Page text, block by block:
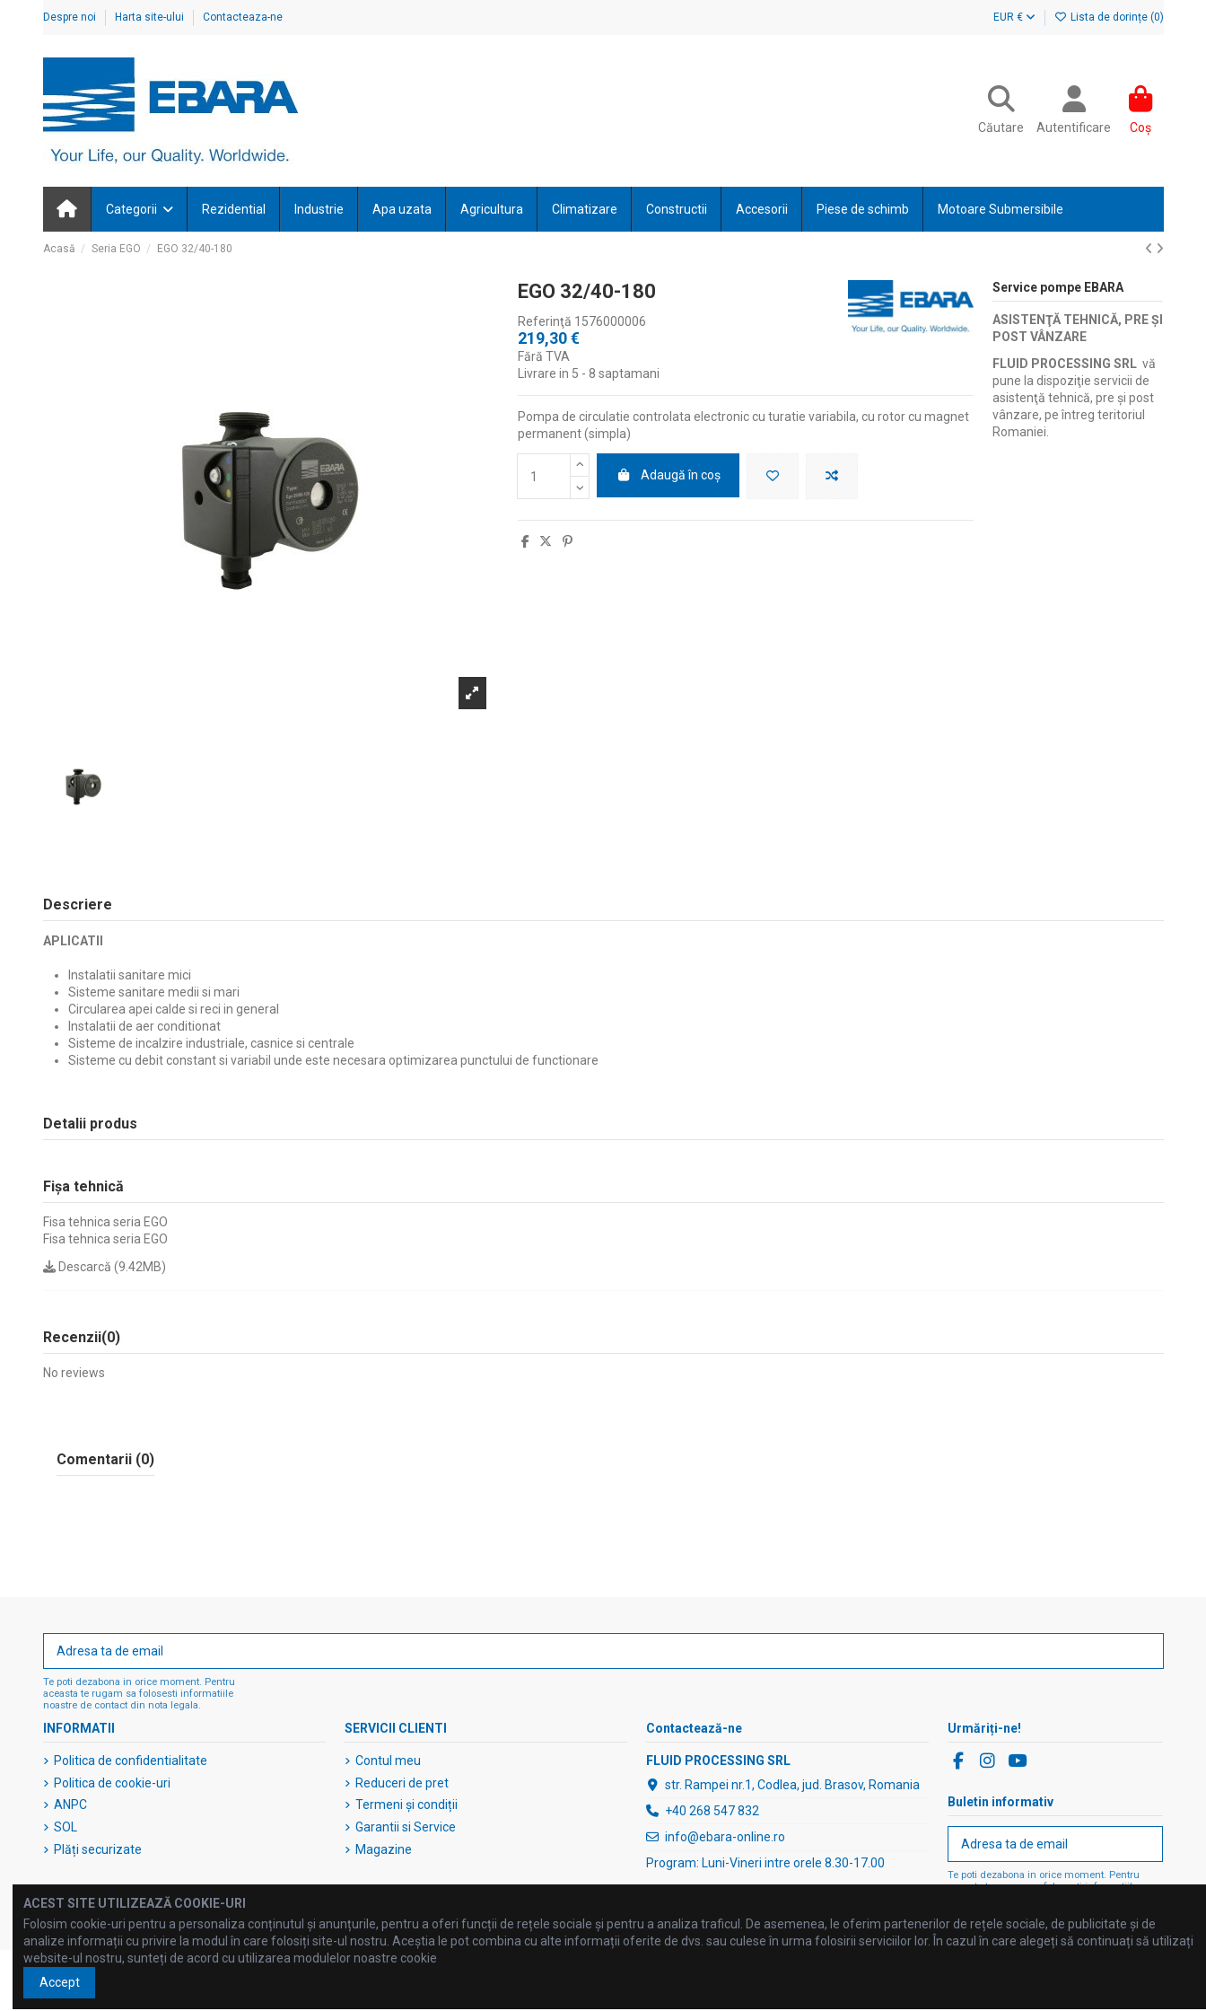
Despre noi Harta site-ului Contacteaza-ne EUR € Lista de dorințe (0)
Căutare Autentificare Coș
Categorii Rezidential Industrie Apa uzata Agricultura Climatizare Constructii Accesorii Piese de schimb Motoare Submersibile
Acasă Seria EGO EGO 32/40-180
EGO 32/40-180
Referinţă 1576000006
219,30 €
Fără TVA
Livrare in 5 - 8 saptamani
Pompa de circulatie controlata electronic cu turatie variabila, cu rotor cu magnet
permanent (simpla)
Adaugă în coș
Service pompe EBARA
ASISTENŢĂ TEHNICĂ, PRE ŞI
POST VÂNZARE
FLUID PROCESSING SRLvă
pune la dispoziţie servicii de
asistenţă tehnică, pre şi post
vânzare, pe întreg teritoriul
Romaniei.
Descriere
APLICATII
Instalatii sanitare mici
Sisteme sanitare medii si mari
Circularea apei calde si reci in general
Instalatii de aer conditionat
Sisteme de incalzire industriale, casnice si centrale
Sisteme cu debit constant si variabil unde este necesara optimizarea punctului de functionare
Detalii produs
Fișa tehnică
Fisa tehnica seria EGO
Fisa tehnica seria EGO
Descarcă (9.42MB)
Recenzii(0)
No reviews
Comentarii (0)
Te poti dezabona in orice moment. Pentru
aceasta te rugam sa folosesti informatiile
noastre de contact din nota legala.
INFORMATII
Politica de confidentialitate
Politica de cookie-uri
ANPC
SOL
Plăți securizate
SERVICII CLIENTI
Contul meu
Reduceri de pret
Termeni și condiții
Garantii si Service
Magazine
Contactează-ne
FLUID PROCESSING SRL
str. Rampei nr.1, Codlea, jud. Brasov, Romania
+40 268 547 832
info@ebara-online.ro
Program: Luni-Vineri intre orele 8.30-17.00
Urmăriți-ne!
Buletin informativ
Te poti dezabona in orice moment. Pentru
aceasta te rugam sa folosesti informatiile
ACEST SITE UTILIZEAZĂ COOKIE-URI
Folosim cookie-uri pentru a personaliza conținutul și anunțurile, pentru a oferi funcții de rețele sociale și pentru a analiza traficul. De asemenea, le oferim partenerilor de rețele sociale, de publicitate și de
analize informații cu privire la modul în care folosiți site-ul nostru. Aceștia le pot combina cu alte informații oferite de dvs. sau culese în urma folosirii serviciilor lor. În cazul în care alegeți să continuați să utilizați
website-ul nostru, sunteți de acord cu utilizarea modulelor noastre cookie
Accept